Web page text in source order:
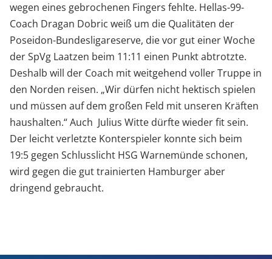
wegen eines gebrochenen Fingers fehlte. Hellas-99-
Coach Dragan Dobric weiß um die Qualitäten der
Poseidon-Bundesligareserve, die vor gut einer Woche
der SpVg Laatzen beim 11:11 einen Punkt abtrotzte.
Deshalb will der Coach mit weitgehend voller Truppe in
den Norden reisen. „Wir dürfen nicht hektisch spielen
und müssen auf dem großen Feld mit unseren Kräften
haushalten.“ Auch Julius Witte dürfte wieder fit sein.
Der leicht verletzte Konterspieler konnte sich beim
19:5 gegen Schlusslicht HSG Warnemünde schonen,
wird gegen die gut trainierten Hamburger aber
dringend gebraucht.